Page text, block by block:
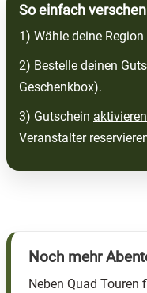
So einfach
1) Wähle deine
2) Bestelle deinen
Geschenkbox).
3) Gutschein aktivieren
Veranstalter
Noch mehr
Neben Quad